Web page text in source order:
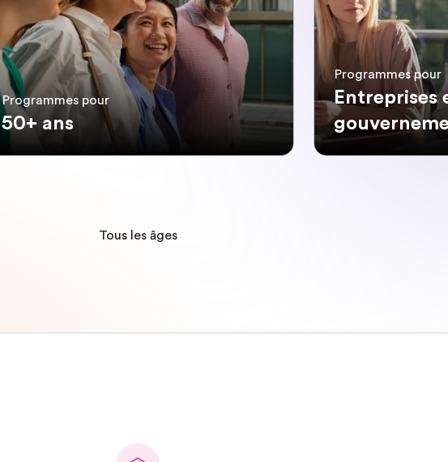
Programmes pour
50+ ans
Programmes pour
Entreprises
Tous les âges